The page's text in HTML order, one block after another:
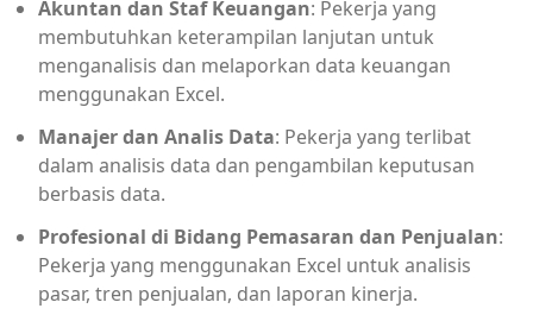
Akuntan dan Staf Keuangan: Pekerja yang
membutuhkan keterampilan lanjutan untuk
menganalisis dan melaporkan data keuangan
menggunakan Excel.
Manajer dan Analis Data: Pekerja yang terlibat
dalam analisis data dan pengambilan keputusan
berbasis data.
Profesional di Bidang Pemasaran dan Penjualan:
Pekerja yang menggunakan Excel untuk analisis
pasar, tren penjualan, dan laporan kinerja.